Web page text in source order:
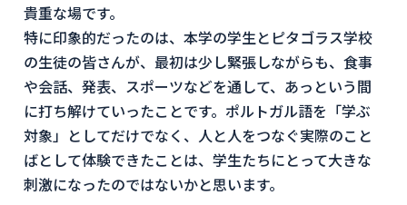
貴重な場です。
特に印象的だったのは、本学の学生とピタゴラス学校
の生徒の皆さんが、最初は少し緊張しながらも、食事
や会話、発表、スポーツなどを通して、あっという間
に打ち解けていったことです。ポルトガル語を「学ぶ
対象」としてだけでなく、人と人をつなぐ実際のこと
ばとして体験できたことは、学生たちにとって大きな
刺激になったのではないかと思います。